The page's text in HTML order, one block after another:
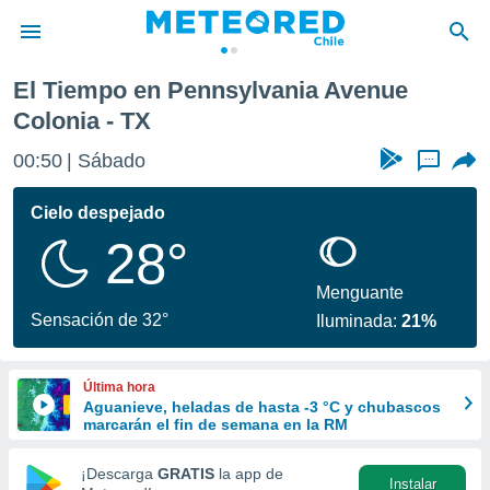
de
para
la
calidad.
a este
forma
digital
El Tiempo en Pennsylvania Avenue
Colonia - TX
00:50 Sábado ...
Cielo despejado
28°
Sensación de 32°
Menguante
Iluminada:21%
Última hora
Aguanieve, heladas de hasta -3 °C y chubascos
marcarán el fin de semana en la RM
¡Descarga GRATIS la app de
Instalar